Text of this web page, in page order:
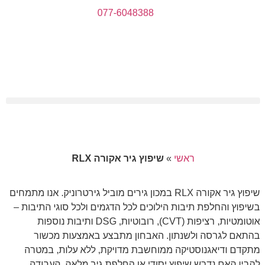
077-6048388
ראשי»שיפוץ גיר אקורה RLX
שיפוץ גיר אקורה RLX במכון גירים מוביל גירטרוניק. אנו מתמחים
בשיפוץ והחלפת תיבות הילוכים לכל הדגמים ולכל סוגי התיבות –
אוטומטיות, רציפות (CVT), רובוטיות, DSG ותיבות נוספות
בהתאם לגרסה ולשנתון. האבחון מתבצע באמצעות מכשור
מתקדם ודיאגנוסטיקה ממוחשבת מדויקת, ללא עלות, במטרה